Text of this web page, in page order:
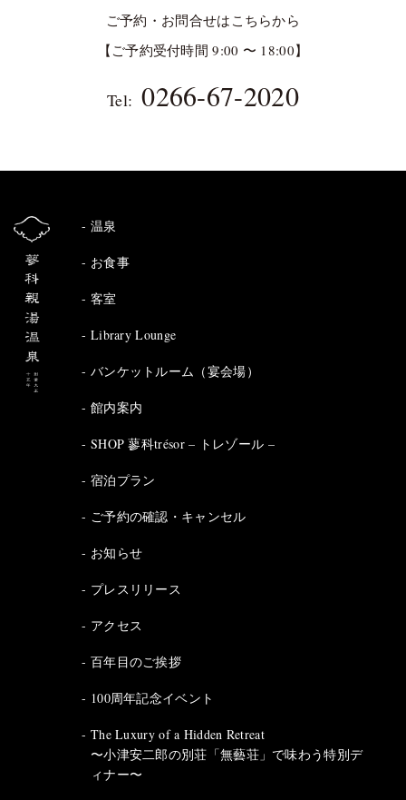
ご予約・お問合せはこちらから
【ご予約受付時間 9:00 〜 18:00】
Tel: 0266-67-2020
温泉
お食事
客室
Library Lounge
バンケットルーム（宴会場）
館内案内
SHOP 蓼科trésor – トレゾール –
宿泊プラン
ご予約の確認・キャンセル
お知らせ
プレスリリース
アクセス
百年目のご挨拶
100周年記念イベント
The Luxury of a Hidden Retreat
〜小津安二郎の別荘「無藝荘」で味わう特別デ
ィナー〜